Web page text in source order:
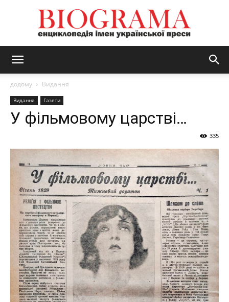
додому Видання
Видання Газети
У фільмовому царстві…
335